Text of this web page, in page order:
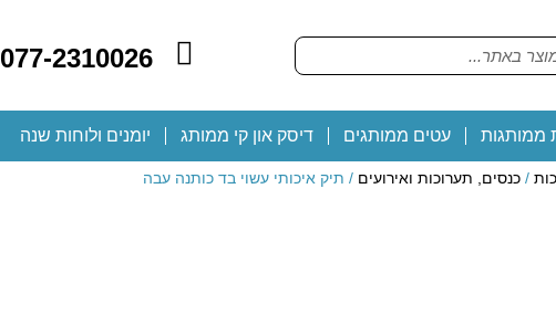
077-2310026
ממותגות עטים ממותגים דיסק און קי ממותג יומנים ולוחות שנה
/כנסים, תערוכות ואירועים / תיק איכותי עשוי בד כותנה עבה